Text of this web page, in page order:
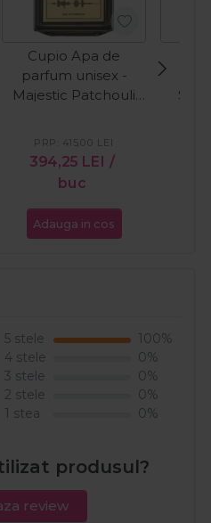
Cupio Apa de
parfum unisex -
Majestic Patchouli
394,25 LEI /
buc
PRP: 415,00 LEI
Adauga in cos
5 stele
100%
4 stele
0%
3 stele
0%
2 stele
0%
1 stea
0%
produsul?
review